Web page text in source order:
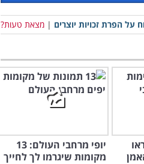
על הפרת זכויות יוצרים | מצאת טעות?
יופי מרחבי העולם: 13
מקומות שיגרמו לך לחייך